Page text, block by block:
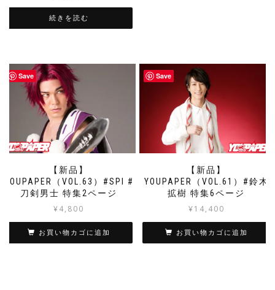
続きを読む
Save
【新品】
YOUPAPER（VOL.63）#SPI #
刀剣男士 特集2ページ
¥4,800
お買い物カゴに追加
Save
【新品】
YOUPAPER（VOL.61）#鈴木
拡樹 特集6ページ
¥14,400
お買い物カゴに追加